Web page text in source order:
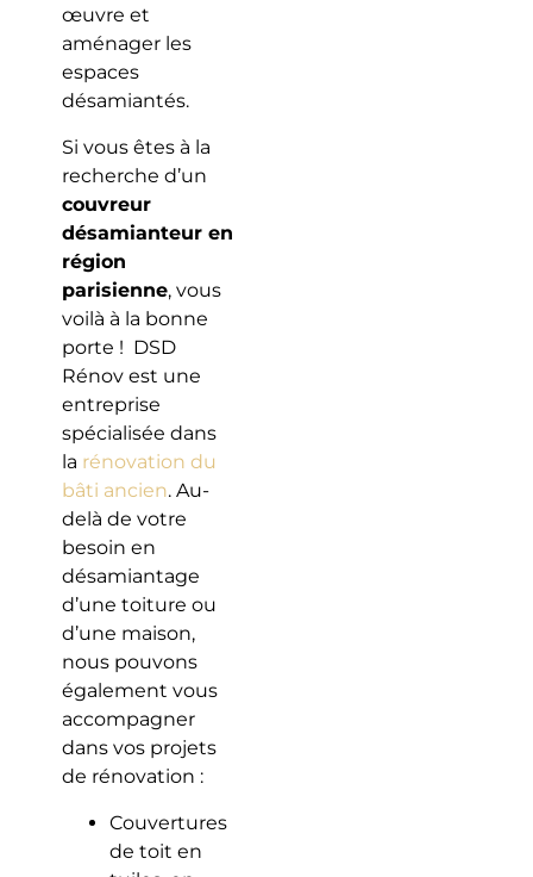
œuvre et
aménager les
espaces
désamiantés.
Si vous êtes à la
recherche d’un
couvreur
désamianteur en
région
parisienne, vous
voilà à la bonne
porte ! DSD
Rénov est une
entreprise
spécialisée dans
la rénovation du
bâti ancien. Au-
delà de votre
besoin en
désamiantage
d’une toiture ou
d’une maison,
nous pouvons
également vous
accompagner
dans vos projets
de rénovation :
Couvertures
de toit en